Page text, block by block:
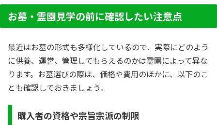
お墓・霊園見学の前に確認したい注意点
最近はお墓の形式も多様化しているので、実際にどのよう
に供養、運営、管理してもらえるのかは霊園によって異な
ります。お墓選びの際は、価格や費用のほかに、以下のこ
とも確認しておきましょう。
購入者の資格や宗旨宗派の制限